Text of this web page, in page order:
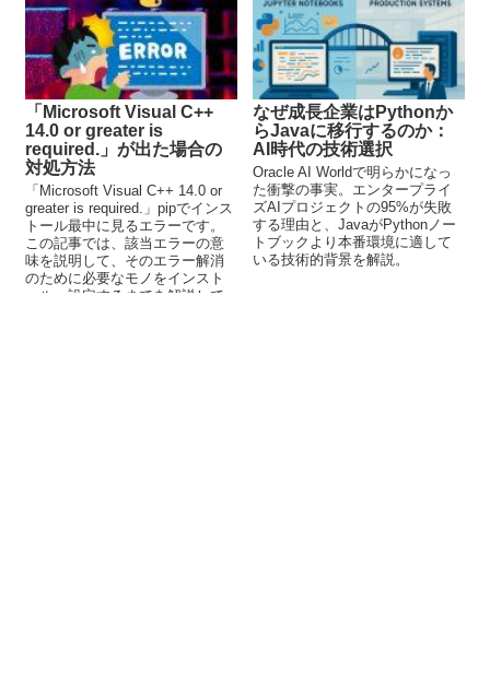
「Microsoft Visual C++
14.0 or greater is
required.」が出た場合の
対処方法
「Microsoft Visual C++ 14.0 or
greater is required.」pipでインス
トール最中に見るエラーです。
この記事では、該当エラーの意
味を説明して、そのエラー解消
のために必要なモノをインスト
ール・設定するまでを解説して
なぜ成長企業はPythonか
らJavaに移行するのか：
AI時代の技術選択
Oracle AI Worldで明らかになっ
た衝撃の事実。エンタープライ
ズAIプロジェクトの95%が失敗
する理由と、JavaがPythonノー
トブックより本番環境に適して
いる技術的背景を解説。